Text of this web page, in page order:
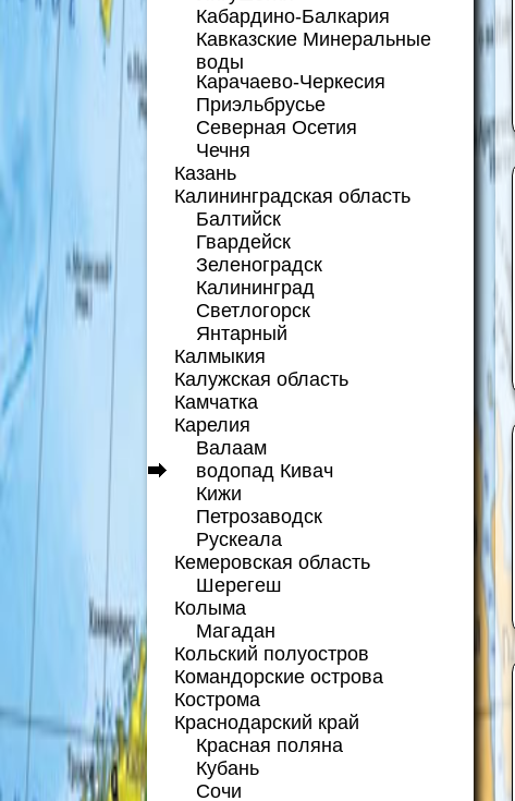
Кабардино-Балкария
Кавказские Минеральные
воды
Карачаево-Черкесия
Приэльбрусье
Северная Осетия
Чечня
Казань
Калининградская область
Балтийск
Гвардейск
Зеленоградск
Калининград
Светлогорск
Янтарный
Калмыкия
Калужская область
Камчатка
Карелия
Валаам
водопад Кивач
Кижи
Петрозаводск
Рускеала
Кемеровская область
Шерегеш
Колыма
Магадан
Кольский полуостров
Командорские острова
Кострома
Краснодарский край
Красная поляна
Кубань
Сочи